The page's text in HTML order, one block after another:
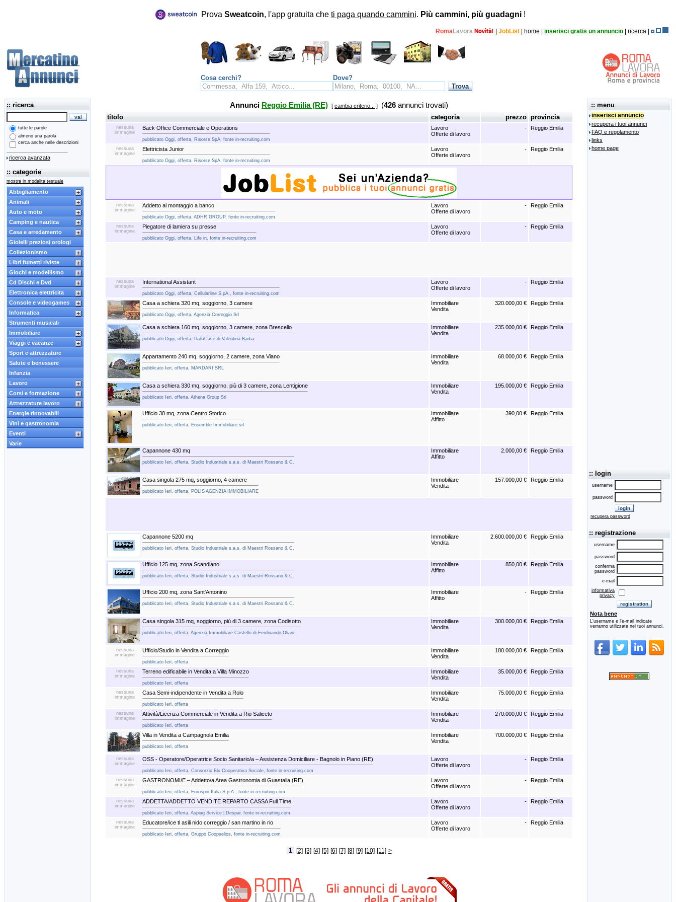
Prova Sweatcoin, l'app gratuita che ti paga quando cammini. Più cammini, più guadagni!
RomaLavora JobList home inserisci gratis un annuncio ricerca
Cosa cerchi? Dove?
:: ricerca
tutte le parole
almeno una parola
cerca anche nelle descrizioni
ricerca avanzata
:: categorie
mostra in modalità testuale
Abbigliamento
Animali
Auto e moto
Camping e nautica
Casa e arredamento
Gioielli preziosi orologi
Collezionismo
Libri fumetti riviste
Giochi e modellismo
Cd Dischi e Dvd
Elettronica elettricita
Console e videogames
Informatica
Strumenti musicali
Immobiliare
Viaggi e vacanze
Sport e attrezzature
Salute e benessere
Infanzia
Lavoro
Corsi e formazione
Attrezzature lavoro
Energie rinnovabili
Vini e gastronomia
Eventi
Varie
Annunci Reggio Emilia (RE) [ cambia criterio... ] (426 annunci trovati)
titolo categoria prezzo provincia
nessuna
immagine
Back Office Commerciale e Operations
pubblicato Oggi, offerta, Risorse SpA, fonte in-recruiting.com
Lavoro
Offerte di lavoro
- Reggio Emilia
nessuna
immagine
Elettricista Junior
pubblicato Oggi, offerta, Risorse SpA, fonte in-recruiting.com
Lavoro
Offerte di lavoro
- Reggio Emilia
nessuna
immagine
Addetto al montaggio a banco
pubblicato Oggi, offerta, ADHR GROUP, fonte in-recruiting.com
Lavoro
Offerte di lavoro
- Reggio Emilia
nessuna
immagine
Piegatore di lamiera su presse
pubblicato Oggi, offerta, Life in, fonte in-recruiting.com
Lavoro
Offerte di lavoro
- Reggio Emilia
nessuna
immagine
International Assistant
pubblicato Oggi, offerta, Cellularline S.pA., fonte in-recruiting.com
Lavoro
Offerte di lavoro
- Reggio Emilia
Casa a schiera 320 mq, soggiorno, 3 camere
pubblicato Oggi, offerta, Agenzia Correggio Srl
Immobiliare
Vendita
320.000,00 € Reggio Emilia
Casa a schiera 160 mq, soggiorno, 3 camere, zona Brescello
pubblicato Oggi, offerta, ItaliaCase di Valentina Barba
Immobiliare
Vendita
235.000,00 € Reggio Emilia
Appartamento 240 mq, soggiorno, 2 camere, zona Viano
pubblicato Ieri, offerta, MARDARI SRL
Immobiliare
Vendita
68.000,00 € Reggio Emilia
Casa a schiera 330 mq, soggiorno, più di 3 camere, zona Lentigione
pubblicato Ieri, offerta, Athena Group Srl
Immobiliare
Vendita
195.000,00 € Reggio Emilia
Ufficio 30 mq, zona Centro Storico
pubblicato Ieri, offerta, Ensemble Immobiliare srl
Immobiliare
Affitto
390,00 € Reggio Emilia
Capannone 430 mq
pubblicato Ieri, offerta, Studio Industriale s.a.s. di Maestri Rossano & C.
Immobiliare
Affitto
2.000,00 € Reggio Emilia
Casa singola 275 mq, soggiorno, 4 camere
pubblicato Ieri, offerta, POLIS AGENZIA IMMOBILIARE
Immobiliare
Vendita
157.000,00 € Reggio Emilia
Capannone 5200 mq
pubblicato Ieri, offerta, Studio Industriale s.a.s. di Maestri Rossano & C.
Immobiliare
Vendita
2.600.000,00 € Reggio Emilia
Ufficio 125 mq, zona Scandiano
pubblicato Ieri, offerta, Studio Industriale s.a.s. di Maestri Rossano & C.
Immobiliare
Affitto
850,00 € Reggio Emilia
Ufficio 200 mq, zona Sant'Antonino
pubblicato Ieri, offerta, Studio Industriale s.a.s. di Maestri Rossano & C.
Immobiliare
Affitto
- Reggio Emilia
Casa singola 315 mq, soggiorno, più di 3 camere, zona Codisotto
pubblicato Ieri, offerta, Agenzia Immobiliare Castello di Ferdinando Oliani
Immobiliare
Vendita
300.000,00 € Reggio Emilia
nessuna
immagine
Ufficio/Studio in Vendita a Correggio
pubblicato Ieri, offerta
Immobiliare
Vendita
180.000,00 € Reggio Emilia
nessuna
immagine
Terreno edificabile in Vendita a Villa Minozzo
pubblicato Ieri, offerta
Immobiliare
Vendita
35.000,00 € Reggio Emilia
nessuna
immagine
Casa Semi-indipendente in Vendita a Rolo
pubblicato Ieri, offerta
Immobiliare
Vendita
75.000,00 € Reggio Emilia
nessuna
immagine
Attività/Licenza Commerciale in Vendita a Rio Saliceto
pubblicato Ieri, offerta
Immobiliare
Vendita
270.000,00 € Reggio Emilia
Villa in Vendita a Campagnola Emilia
pubblicato Ieri, offerta
Immobiliare
Vendita
700.000,00 € Reggio Emilia
nessuna
immagine
OSS - Operatore/Operatrice Socio Sanitario/a – Assistenza Domiciliare - Bagnolo in Piano (RE)
pubblicato Ieri, offerta, Consorzio Blu Cooperativa Sociale, fonte in-recruiting.com
Lavoro
Offerte di lavoro
- Reggio Emilia
nessuna
immagine
GASTRONOMI/E – Addetto/a Area Gastronomia di Guastalla (RE)
pubblicato Ieri, offerta, Eurospin Italia S.p.A., fonte in-recruiting.com
Lavoro
Offerte di lavoro
- Reggio Emilia
nessuna
immagine
ADDETTA/ADDETTO VENDITE REPARTO CASSA Full Time
pubblicato Ieri, offerta, Aspiag Service | Despar, fonte in-recruiting.com
Lavoro
Offerte di lavoro
- Reggio Emilia
nessuna
immagine
Educatore/ice tl asili nido correggio / san martino in rio
pubblicato Ieri, offerta, Gruppo Coopselios, fonte in-recruiting.com
Lavoro
Offerte di lavoro
- Reggio Emilia
1 [2] [3] [4] [5] [6] [7] [8] [9] [10] [11] >
:: menu
inserisci annuncio
recupera i tuoi annunci
FAQ e regolamento
links
home page
:: login
username
password
recupera password
:: registrazione
username
password
conferma
password
e-mail
informativa
privacy
Nota bene
L'username e l'e-mail indicate
verranno utilizzate nei tuoi annunci.